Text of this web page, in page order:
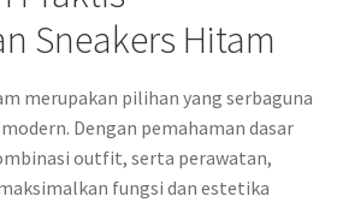
Sneakers Hitam
merupakan pilihan yang serbaguna
Dengan pemahaman dasar
outfit, serta perawatan,
fungsi dan estetika